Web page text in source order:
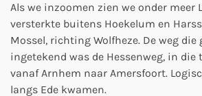
Als we inzoomen zien we onder meer
versterkte buitens Hoekelum en
Mossel, richting Wolfheze. De weg die
ingetekend was de Hessenweg, in
vanaf Arnhem naar Amersfoort.
langs Ede kwamen.